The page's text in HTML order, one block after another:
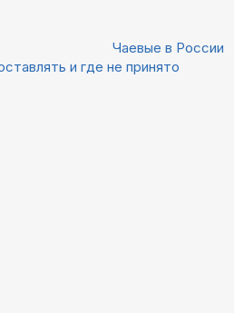
Чаевые в России
и где не принято